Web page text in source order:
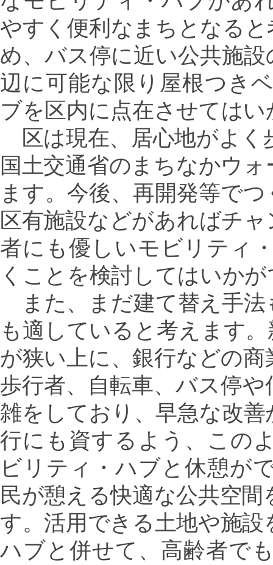
やすく便利なまちとなる
め、バス停に近い公共施
辺に可能な限り屋根つき
ブを区内に点在させては
区は現在、居心地がよく
国土交通省のまちなかウ
ます。今後、再開発等で
区有施設などがあればチ
者にも優しいモビリティ
くことを検討してはいか
また、まだ建て替え手法
も適していると考えます
が狭い上に、銀行などの
歩行者、自転車、バス停
雑をしており、早急な改
行にも資するよう、この
ビリティ・ハブと休憩が
民が憩える快適な公共空
す。活用できる土地や施
ハブと併せて、高齢者で